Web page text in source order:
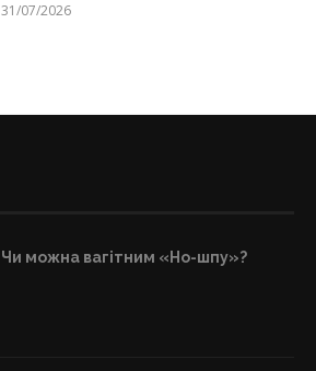
31/07/2026
Чи можна вагітним «Но-шпу»?